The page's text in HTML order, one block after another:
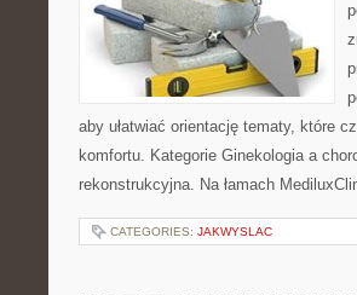
aby ułatwiać orientację tematy, które
komfortu. Kategorie Ginekologia a
rekonstrukcyjna. Na łamach
CATEGORIES: JAKWYSLAC